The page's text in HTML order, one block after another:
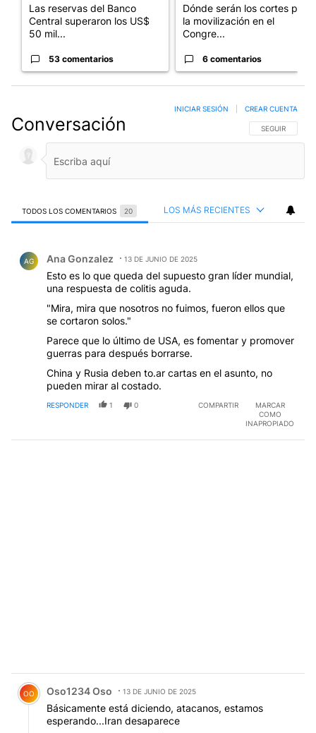
Las reservas del Banco
Central superaron los US$
50 mil...
53 comentarios
Dónde serán los cortes por
la movilización en el
Congre...
6 comentarios
Conversación SIGA ESTA
SEGUIR
INICIAR SESIÓN CREAR CUENTA
TODOS LOS COMENTARIOS 20 LOS MÁS RECIENTES
AG Ana Gonzalez 13 DE JUNIO DE 2025
Esto es lo que queda del supuesto gran líder mundial,
una respuesta de colitis aguda.
"Mira, mira que nosotros no fuimos, fueron ellos que
se cortaron solos."
Parece que lo último de USA, es fomentar y promover
guerras para después borrarse.
China y Rusia deben to.ar cartas en el asunto, no
pueden mirar al costado.
RESPONDER 1 0 COMPARTIR
MARCAR
COMO
INAPROPIADO
Comentario de Oso1234 Oso.
OO Oso1234 Oso 13 DE JUNIO DE 2025
Básicamente está diciendo, atacanos, estamos
esperando...Iran desaparece